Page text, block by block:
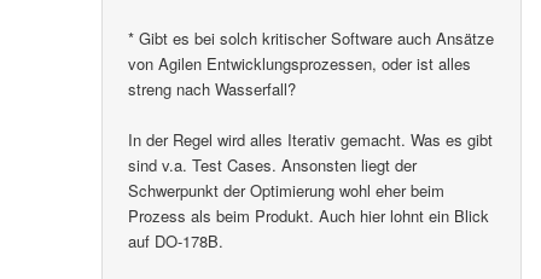
* Gibt es bei solch kritischer Software auch Ansätze
von Agilen Entwicklungsprozessen, oder ist alles
streng nach Wasserfall?
In der Regel wird alles Iterativ gemacht. Was es gibt
sind v.a. Test Cases. Ansonsten liegt der
Schwerpunkt der Optimierung wohl eher beim
Prozess als beim Produkt. Auch hier lohnt ein Blick
auf DO-178B.